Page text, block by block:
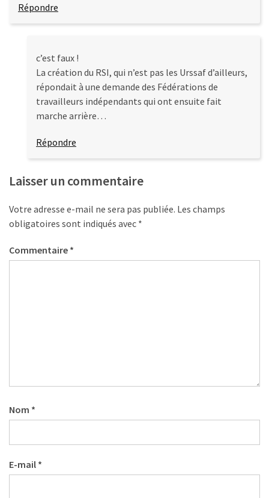
Répondre
c’est faux !
La création du RSI, qui n’est pas les Urssaf d’ailleurs,
répondait à une demande des Fédérations de
travailleurs indépendants qui ont ensuite fait
marche arrière…
Répondre
Laisser un commentaire
Votre adresse e-mail ne sera pas publiée. Les champs
obligatoires sont indiqués avec *
Commentaire *
Nom *
E-mail *